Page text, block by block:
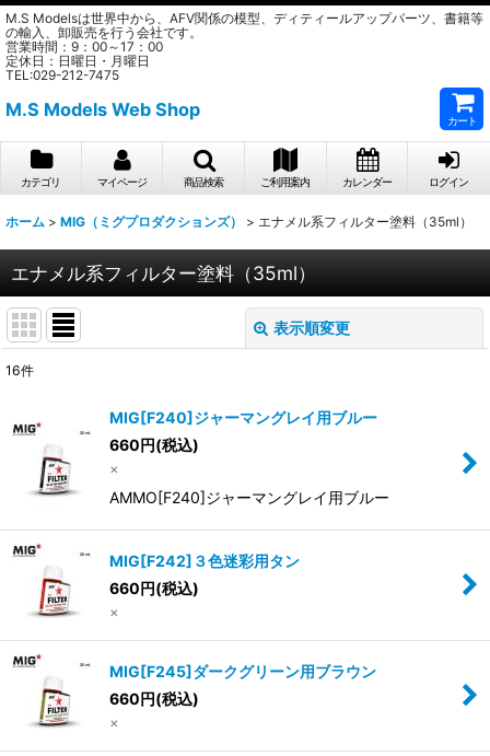
M.S Modelsは世界中から、AFV関係の模型、ディティールアップパーツ、書籍等
の輸入、卸販売を行う会社です。
営業時間：9：00～17：00
定休日：日曜日・月曜日
TEL:029-212-7475
M.S Models Web Shop
カート
カテゴリ マイページ 商品検索 ご利用案内 カレンダー ログイン
ホーム > MIG（ミグプロダクションズ） > エナメル系フィルター塗料（35ml）
エナメル系フィルター塗料（35ml）
表示順変更
在庫あり
並び順:
絞り込む
16件
MIG[F240]ジャーマングレイ用ブルー
660円(税込)
×
AMMO[F240]ジャーマングレイ用ブルー
MIG[F242]３色迷彩用タン
660円(税込)
×
MIG[F245]ダークグリーン用ブラウン
660円(税込)
×